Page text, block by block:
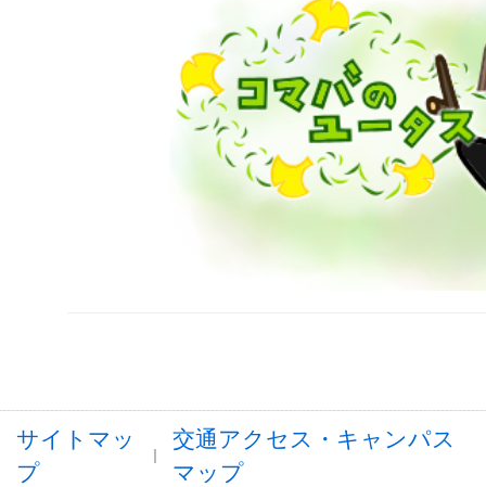
サイトマッ
プ
交通アクセス・キャンパス
マップ